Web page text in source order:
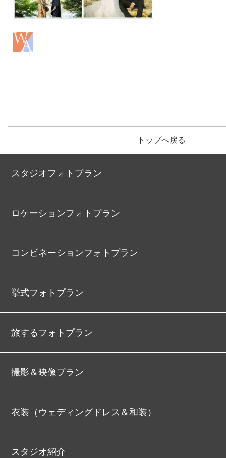
トップへ戻る
スタジオフォトプラン
ロケーションフォトプラン
コンビネーションフォトプラン
挙式フォトプラン
旅するフォトプラン
撮影＆映像プラン
衣装（ウェディングドレス＆和装）
スタジオ紹介